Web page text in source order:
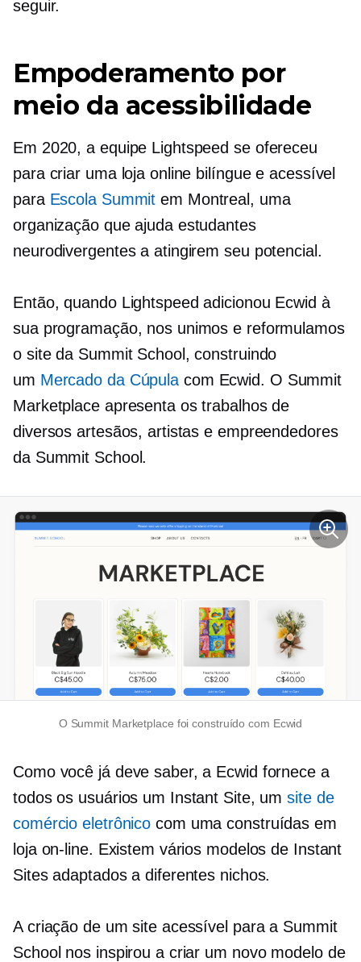
seguir.
Empoderamento por
meio da acessibilidade
Em 2020, a equipe Lightspeed se ofereceu
para criar uma loja online bilíngue e acessível
para Escola Summit em Montreal, uma
organização que ajuda estudantes
neurodivergentes a atingirem seu potencial.
Então, quando Lightspeed adicionou Ecwid à
sua programação, nos unimos e reformulamos
o site da Summit School, construindo
um Mercado da Cúpula com Ecwid. O Summit
Marketplace apresenta os trabalhos de
diversos artesãos, artistas e empreendedores
da Summit School.
O Summit Marketplace foi construído com Ecwid
Como você já deve saber, a Ecwid fornece a
todos os usuários um Instant Site, umsite de
comércio eletrônico com umaconstruídas em
loja on-line. Existem vários modelos de Instant
Sites adaptados a diferentes nichos.
A criação de um site acessível para a Summit
School nos inspirou a criar um novo modelo de